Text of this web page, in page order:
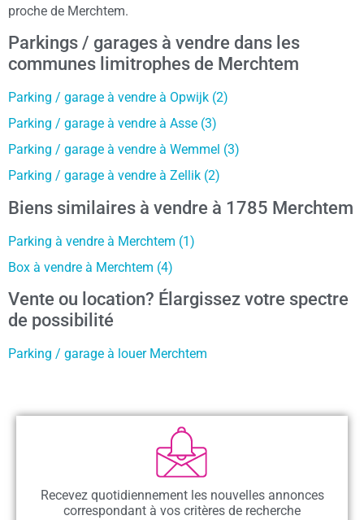
proche de Merchtem.
Parkings / garages à vendre dans les
communes limitrophes de Merchtem
Parking / garage à vendre à Opwijk (2)
Parking / garage à vendre à Asse (3)
Parking / garage à vendre à Wemmel (3)
Parking / garage à vendre à Zellik (2)
Biens similaires à vendre à 1785 Merchtem
Parking à vendre à Merchtem (1)
Box à vendre à Merchtem (4)
Vente ou location? Élargissez votre spectre
de possibilité
Parking / garage à louer Merchtem
Recevez quotidiennement les nouvelles annonces
correspondant à vos critères de recherche